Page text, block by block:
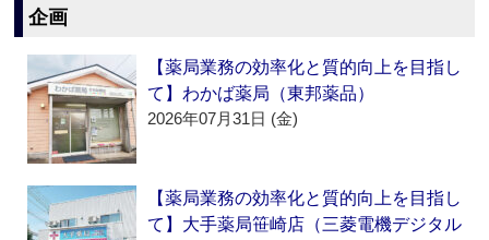
企画
【薬局業務の効率化と質的向上を目指し
て】わかば薬局（東邦薬品）
2026年07月31日 (金)
【薬局業務の効率化と質的向上を目指し
て】大手薬局笹崎店（三菱電機デジタル